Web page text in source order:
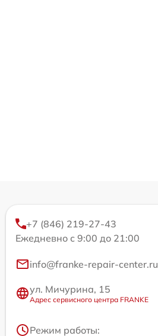
+7 (846) 219-27-43
Ежедневно с 9:00 до 21:00
info@franke-repair-center.ru
ул. Мичурина, 15
Адрес сервисного центра FRANKE
Режим работы: